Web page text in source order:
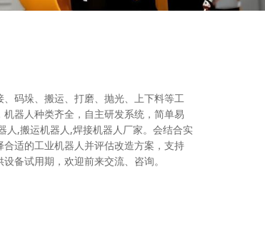
码垛、搬运、打磨、抛光、上下料等工
器人种类齐全，自主研发系统，简单易
人,搬运机器人,焊接机器人厂家。会结合实
适的工业机器人并评估改造方案，支持
备试用期，欢迎前来交流、咨询。